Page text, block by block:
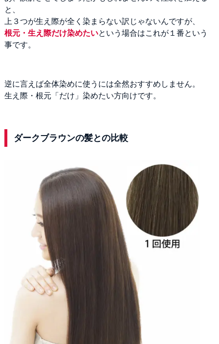
と、
上３つが生え際が全く染まらない訳じゃないんですが、
根元・生え際だけ染めたいという場合はこれが１番という
事です。
逆に言えば全体染めに使うには全然おすすめしません。
生え際・根元「だけ」染めたい方向けです。
ダークブラウンの髪との比較